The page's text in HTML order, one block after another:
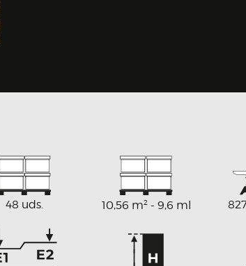
48 uds. 10,56 m2- 9,6 ml